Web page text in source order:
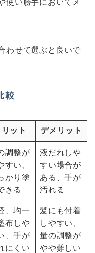
わせて選ぶと良いで
較
リット デメリット
調整が
すい、
かり塗
きる
液だれしや
すい場合が
ある、手が
汚れる
、均一
布しや
、手が
にくい
髪にも付着
しやすい、
量の調整が
やや難しい